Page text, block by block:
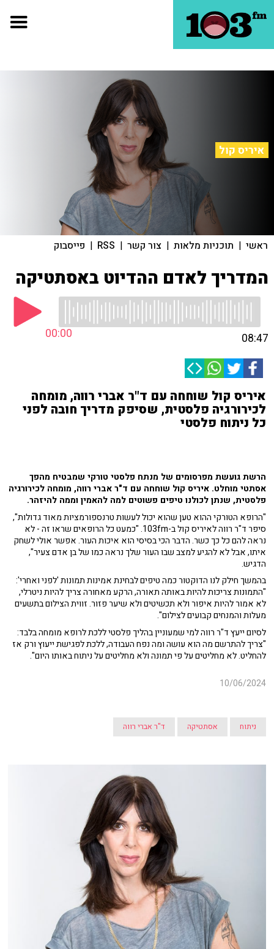
איריס קול
ראשי | תוכניות מלאות | צור קשר |
RSS
| פייסבוק
המדריך לאדם ההדיוט באסתטיקה
00:00 08:47
איריס קול שוחחה עם ד"ר אברי רווה, מומחה
לכירורגיה פלסטית, שסיפק מדריך חובה לפני
כל ניתוח פלסטי
הרשת גועשת מפרסומים של מנתח פלסטי טורקי שמבטיח מהפך
אסתטי מוחלט. איריס קול שוחחה עם ד"ר אברי רווה, מומחה לכירורגיה
פלסטית, שנתן לכולנו טיפים פשוטים למה להאמין וממה להיזהר.
"הרופא הטורקי ההוא טען שהוא יכול לעשות טרנספורמציות מאוד גדולות",
סיפר ד"ר רווה לאיריס קול ב-103fm. "כמעט כל הרופאים שראו זה - לא
נראה להם כל כך כשר. הדבר הכי בסיסי הוא איכות העור. אפשר אולי לשחק
איתו, אבל לא להגיע למצב שבו העור שלך נראה כמו של בן אדם צעיר",
הדגיש.
בהמשך חילק לנו הדוקטור כמה טיפים לבחינת אמינות תמונות 'לפני ואחרי':
"התמונות צריכות להיות באותה תאורה, הרקע מאחורה צריך להיות ניטרלי,
לא אמור להיות איפור ולא תכשיטים ולא שיער פזור. זווית הצילום בתשעים
מעלות והמנחים קבועים לצילום".
לסיום ייעץ ד"ר רווה למי שמעוניין בהליך פלסטי ללכת לרופא מומחה בלבד:
"צריך להתרשם מה הוא עושה ומה נפח העבודה, ללכת לפגישת ייעוץ ורק אז
להחליט. לא מחליטים על פי תמונה ולא מחליטים על ניתוח באותו היום".
10/06/2024
ניתוח אסתטיקה ד"ר אברי רווה